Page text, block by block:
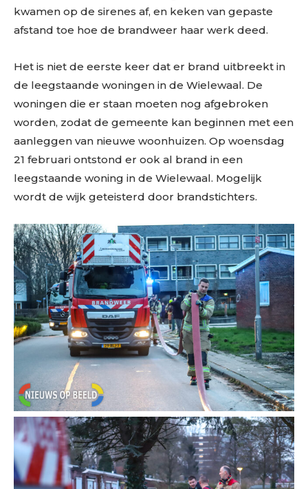
kwamen op de sirenes af, en keken van gepaste
afstand toe hoe de brandweer haar werk deed.
Het is niet de eerste keer dat er brand uitbreekt in
de leegstaande woningen in de Wielewaal. De
woningen die er staan moeten nog afgebroken
worden, zodat de gemeente kan beginnen met een
aanleggen van nieuwe woonhuizen. Op woensdag
21 februari ontstond er ook al brand in een
leegstaande woning in de Wielewaal. Mogelijk
wordt de wijk geteisterd door brandstichters.